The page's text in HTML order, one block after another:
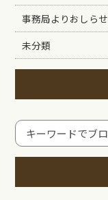
事務局よりおしらせ
未分類